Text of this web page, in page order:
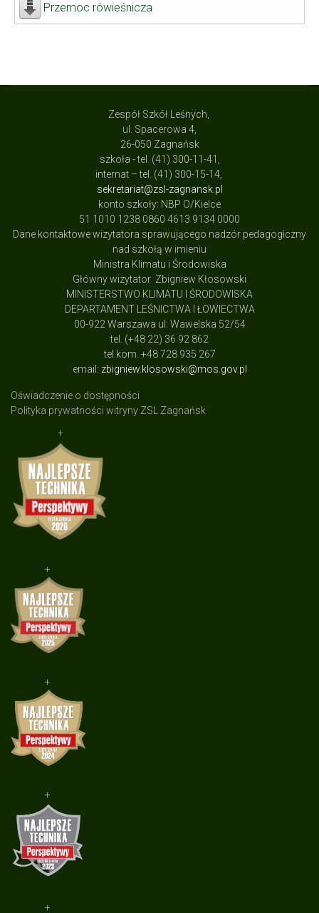
Przemoc rówieśnicza
Zespół Szkół Leśnych,
ul. Spacerowa 4,
26-050 Zagnańsk
szkoła - tel. (41) 300-11-41,
internat – tel. (41) 300-15-14,
sekretariat@zsl-zagnansk.pl
konto szkoły: NBP O/Kielce
51 1010 1238 0860 4613 9134 0000
Dane kontaktowe wizytatora sprawującego nadzór pedagogiczny
nad szkołą w imieniu
Ministra Klimatu i Środowiska
Główny wizytator Zbigniew Kłosowski
MINISTERSTWO KLIMATU I ŚRODOWISKA
DEPARTAMENT LEŚNICTWA I ŁOWIECTWA
00-922 Warszawa ul: Wawelska 52/54
tel. (+48 22) 36 92 862
tel.kom. +48 728 935 267
email: zbigniew.klosowski@mos.gov.pl
Oświadczenie o dostępności
Polityka prywatności witryny ZSL Zagnańsk
+
+
+
+
+